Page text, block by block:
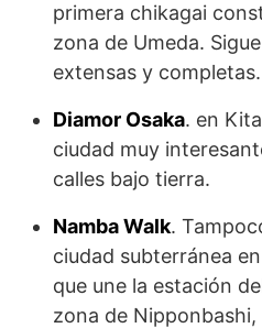
primera chikagai
zona de Umeda.
extensas y completas.
Diamor Osaka. en
ciudad muy
calles bajo tierra.
Namba Walk.
ciudad subterránea
que une la estación
zona de